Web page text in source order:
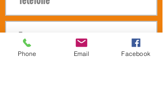
Phone Email Facebook